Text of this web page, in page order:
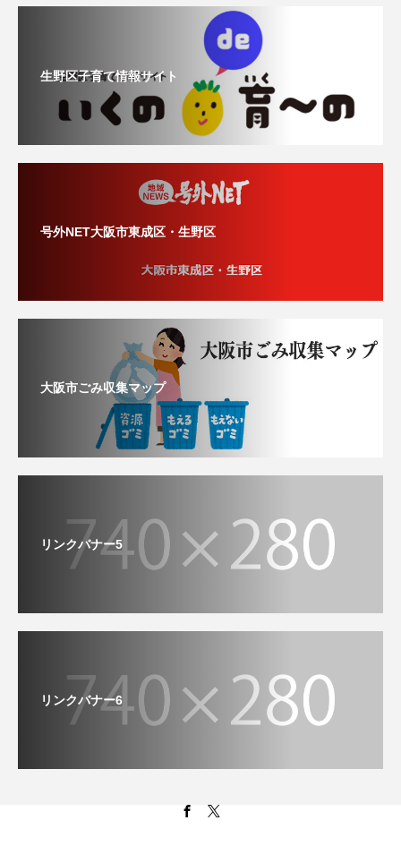
生野区子育て情報サイト
号外NET大阪市東成区・生野区
大阪市ごみ収集マップ
リンクバナー5
リンクバナー6